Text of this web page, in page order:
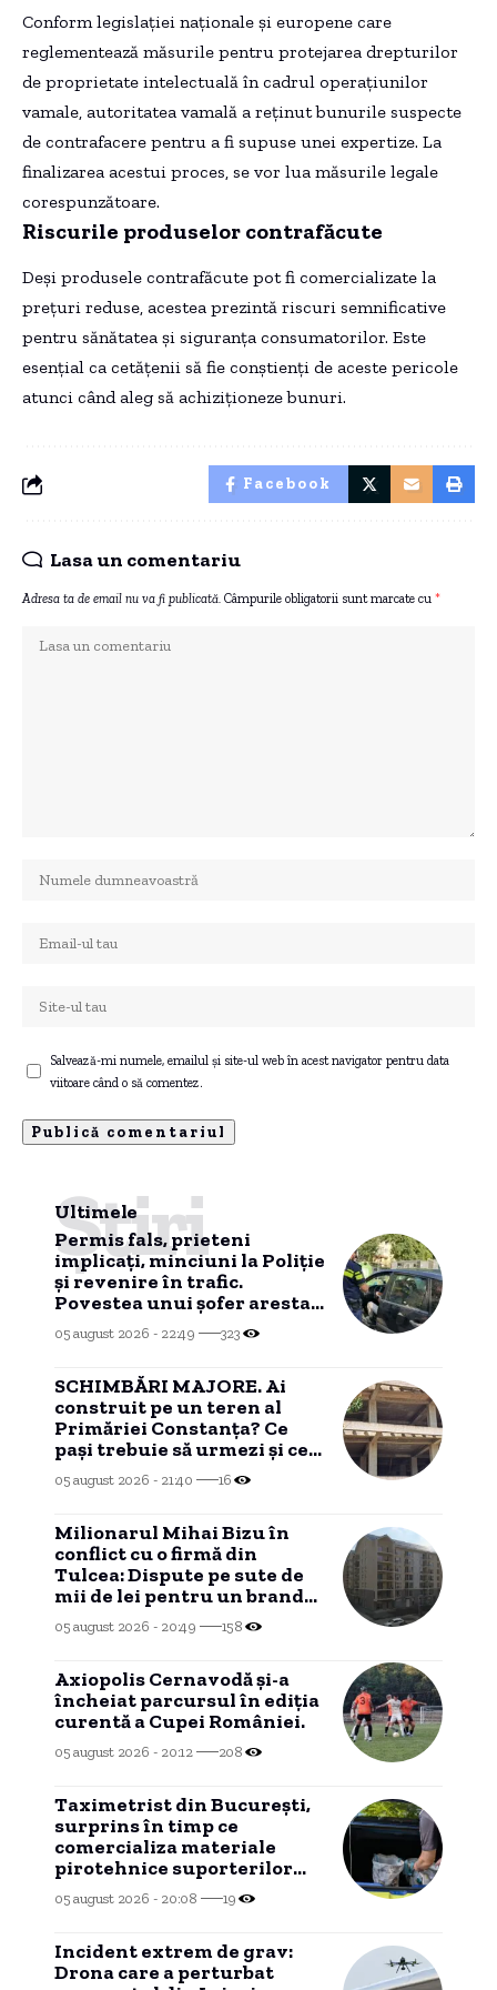
Conform legislației naționale și europene care
reglementează măsurile pentru protejarea drepturilor
de proprietate intelectuală în cadrul operațiunilor
vamale, autoritatea vamală a reținut bunurile suspecte
de contrafacere pentru a fi supuse unei expertize. La
finalizarea acestui proces, se vor lua măsurile legale
corespunzătoare.
Riscurile produselor contrafăcute
Deși produsele contrafăcute pot fi comercializate la
prețuri reduse, acestea prezintă riscuri semnificative
pentru sănătatea și siguranța consumatorilor. Este
esențial ca cetățenii să fie conștienți de aceste pericole
atunci când aleg să achiziționeze bunuri.
Facebook
Lasa un comentariu
Adresa ta de email nu va fi publicată. Câmpurile obligatorii sunt marcate cu *
Salvează-mi numele, emailul și site-ul web în acest navigator pentru data
viitoare când o să comentez.
Ultimele
Știri
Permis fals, prieteni
implicați, minciuni la Poliție
și revenire în trafic.
Povestea unui șofer arestat
la Constanța.
05 august 2026 - 22:49 323
SCHIMBĂRI MAJORE. Ai
construit pe un teren al
Primăriei Constanța? Ce
pași trebuie să urmezi și ce
costuri implică
05 august 2026 - 21:40 16
Milionarul Mihai Bizu în
conflict cu o firmă din
Tulcea: Dispute pe sute de
mii de lei pentru un brand
imobiliar, blocate într-un
conflict de competență.
05 august 2026 - 20:49 158
Axiopolis Cernavodă și-a
încheiat parcursul în ediția
curentă a Cupei României.
05 august 2026 - 20:12 208
Taximetrist din București,
surprins în timp ce
comercializa materiale
pirotehnice suporterilor
israelieni pentru meciul de
la Ploiești
05 august 2026 - 20:08 19
Incident extrem de grav:
Drona care a perturbat